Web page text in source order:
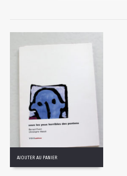
AJOUTER AU PANIER